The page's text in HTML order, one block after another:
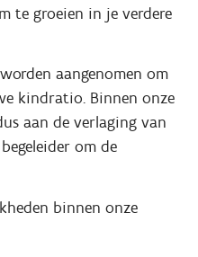
te groeien in je verdere
aangenomen om
kindratio. Binnen onze
aan de verlaging van
om de
binnen onze